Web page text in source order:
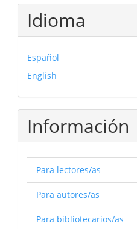
Idioma
Español
English
Información
Para lectores/as
Para autores/as
Para bibliotecarios/as